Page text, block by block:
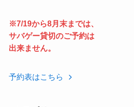
※7/19から8月末までは、
サバゲー貸切のご予約は
出来ません。
予約表はこちら